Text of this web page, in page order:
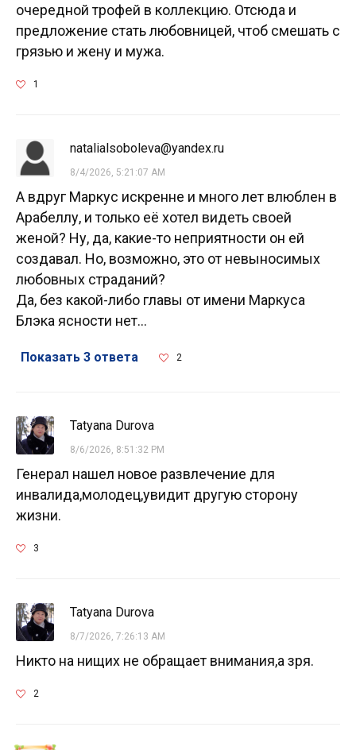
очередной трофей в коллекцию. Отсюда и
предложение стать любовницей, чтоб смешать с
грязью и жену и мужа.
1
natalialsoboleva@yandex.ru
8/4/2026, 5:21:07 AM
А вдруг Маркус искренне и много лет влюблен в
Арабеллу, и только её хотел видеть своей
женой? Ну, да, какие-то неприятности он ей
создавал. Но, возможно, это от невыносимых
любовных страданий?
Да, без какой-либо главы от имени Маркуса
Блэка ясности нет...
Показать 3 ответа 2
Tatyana Durova
8/6/2026, 8:51:32 PM
Генерал нашел новое развлечение для
инвалида,молодец,увидит другую сторону
жизни.
3
Tatyana Durova
8/7/2026, 7:26:13 AM
Никто на нищих не обращает внимания,а зря.
2